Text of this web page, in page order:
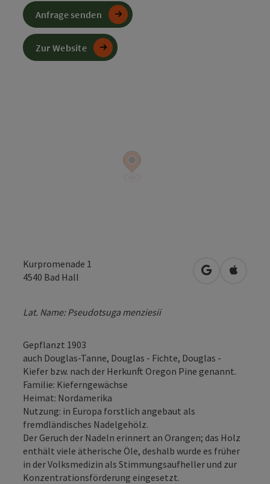
Kurpromenade 1
4540 Bad Hall in Google
in
Lat. Name: Pseudotsuga menziesii
Gepflanzt 1903
auch Douglas-Tanne, Douglas - Fichte, Douglas -
Kiefer bzw. nach der Herkunft Oregon Pine genannt.
Familie: Kieferngewächse
Heimat: Nordamerika
Nutzung: in Europa forstlich angebaut als
fremdländisches Nadelgehölz.
Der Geruch der Nadeln erinnert an Orangen; das Holz
enthält viele ätherische Öle, deshalb wurde es früher
in der Volksmedizin als Stimmungsaufheller und zur
Konzentrationsförderung eingesetzt.
Anfrage senden
Zur Website